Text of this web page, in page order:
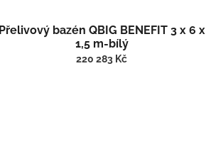
Přelivový bazén QBIG BENEFIT 3 x 6 x
1,5 m-bílý
220 283 Kč